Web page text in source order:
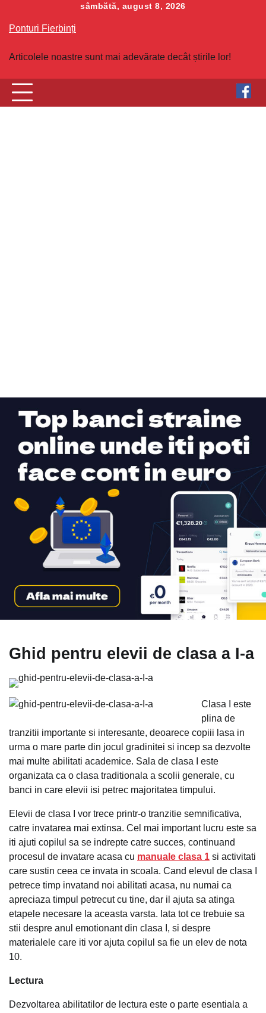
content
sâmbătă, august 8, 2026
Ponturi Fierbinți
Articolele noastre sunt mai adevărate decât știrile lor!
Ghid pentru elevii de clasa a I-a
Clasa I este
plina de
tranzitii importante si interesante, deoarece copiii lasa in
urma o mare parte din jocul gradinitei si incep sa dezvolte
mai multe abilitati academice. Sala de clasa I este
organizata ca o clasa traditionala a scolii generale, cu
banci in care elevii isi petrec majoritatea timpului.
Elevii de clasa I vor trece printr-o tranzitie semnificativa,
catre invatarea mai extinsa. Cel mai important lucru este sa
iti ajuti copilul sa se indrepte catre succes, continuand
procesul de invatare acasa cu manuale clasa 1 si activitati
care sustin ceea ce invata in scoala. Cand elevul de clasa I
petrece timp invatand noi abilitati acasa, nu numai ca
apreciaza timpul petrecut cu tine, dar il ajuta sa atinga
etapele necesare la aceasta varsta. Iata tot ce trebuie sa
stii despre anul emotionant din clasa I, si despre
materialele care iti vor ajuta copilul sa fie un elev de nota
10.
Lectura
Dezvoltarea abilitatilor de lectura este o parte esentiala a